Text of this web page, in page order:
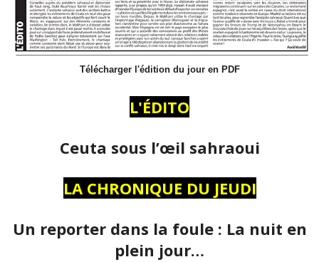
Télécharger l'édition du jour en PDF
L'ÉDITO
Ceuta sous l’œil sahraoui
LA CHRONIQUE DU JEUDI
Un reporter dans la foule : La nuit en
plein jour…